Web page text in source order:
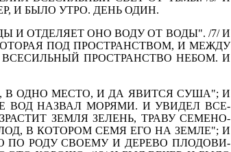
И БЫЛО УТРО. ДЕНЬ ОДИН.
И ОТДЕЛЯЕТ ОНО ВОДУ ОТ ВОДЫ". /7/ И
ПОД ПРОСТРАНСТВОМ, И МЕЖДУ
ПРОСТРАНСТВО НЕ­БОМ. И
В ОДНО МЕСТО, И ДА ЯВИТСЯ СУША"; И
ВОД НАЗВАЛ МОРЯМИ. И УВИДЕЛ ВСЕ­
ЗЕМЛЯ ЗЕЛЕНЬ, ТРАВУ СЕМЕНО­
В КОТОРОМ СЕМЯ ЕГО НА ЗЕМЛЕ"; И
ПО РОДУ СВОЕМУ И ДЕРЕВО ПЛОДОВИ­